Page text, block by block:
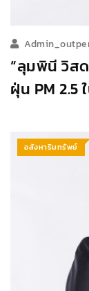
“ลุมพินี วิส
ฝุ่น PM 2.5
อสังหาริมทรัพย์